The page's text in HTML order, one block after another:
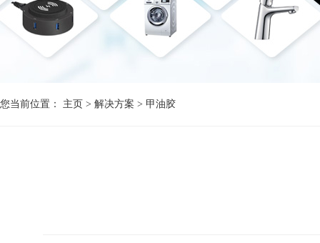
您当前位置： 主页 > 解决方案 > 甲油胶